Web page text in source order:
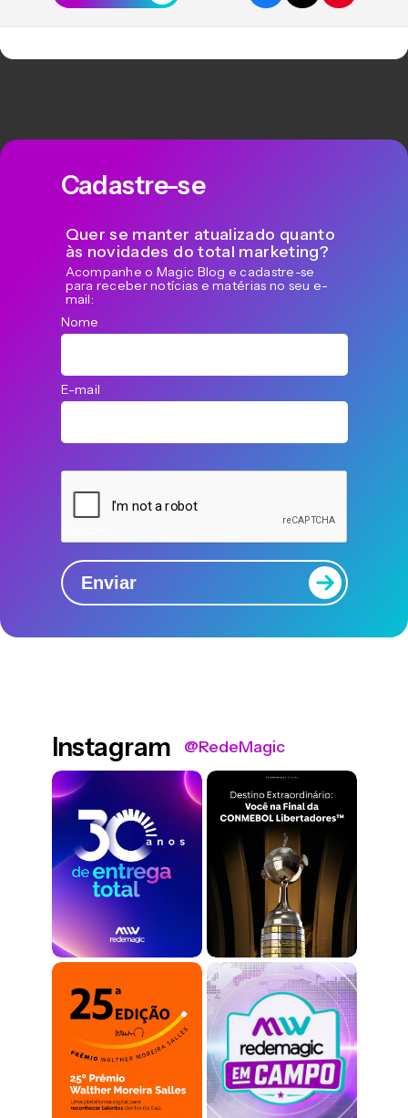
Cadastre-se
Quer se manter atualizado quanto
às novidades do total marketing?
Acompanhe o Magic Blog e cadastre-se
para receber notícias e matérias no seu e-
mail:
Nome
E-mail
Enviar
Instagram @RedeMagic